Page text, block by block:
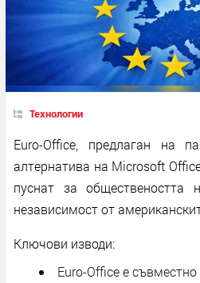
Технологии
Euro-Office, предлаган на
алтернатива на Microsoft
пуснат за
независимост от
Ключови изводи:
Euro-Office е